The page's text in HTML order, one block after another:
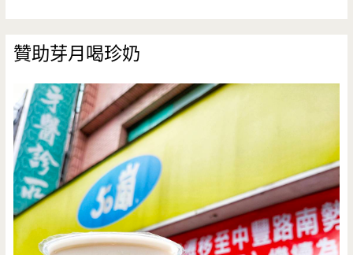
折
超
誘
人，
千
元
贊助芽月喝珍奶